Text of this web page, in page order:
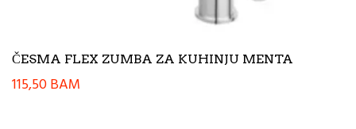
ČESMA FLEX ZUMBA ZA KUHINJU MENTA
115,50BAM